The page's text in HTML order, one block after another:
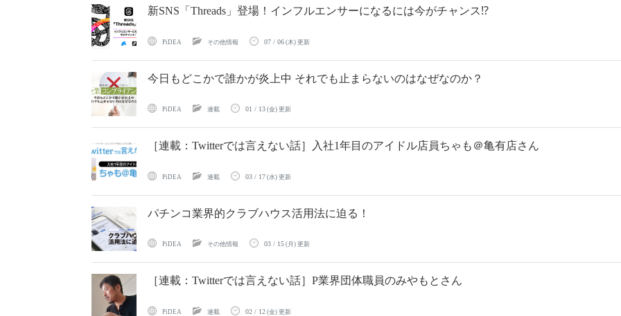
新SNS「Threads」登場！インフルエンサーになるには今がチャンス⁉︎
PiDEA その他情報 07 / 06(木) 更新
今日もどこかで誰かが炎上中 それでも止まらないのはなぜなのか？
PiDEA 連載 01 / 13(金) 更新
［連載：Twitterでは言えない話］入社1年目のアイドル店員ちゃも＠亀有店さん
PiDEA 連載 03 / 17(水) 更新
パチンコ業界的クラブハウス活用法に迫る！
PiDEA その他情報 03 / 15(月) 更新
［連載：Twitterでは言えない話］P業界団体職員のみやもとさん
PiDEA 連載 02 / 12(金) 更新